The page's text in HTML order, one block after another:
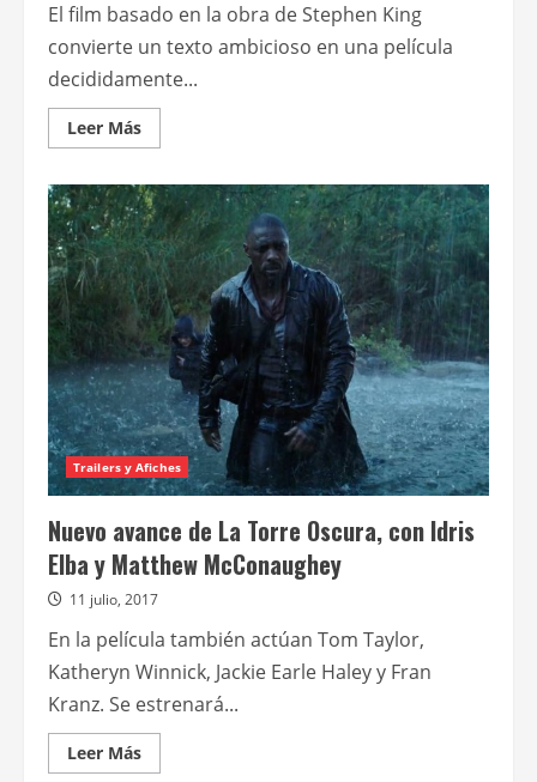
El film basado en la obra de Stephen King
convierte un texto ambicioso en una película
decididamente...
Leer MásLeer
más
La
torre
oscura
Trailers y Afiches
Nuevo avance de La Torre Oscura, con Idris
Elba y Matthew McConaughey
11 julio, 2017
En la película también actúan Tom Taylor,
Katheryn Winnick, Jackie Earle Haley y Fran
Kranz. Se estrenará...
Leer MásLeer
más